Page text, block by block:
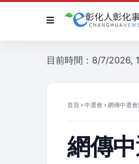
目前時間：8/7/2026,
首頁 中選會 網傳中選
網傳